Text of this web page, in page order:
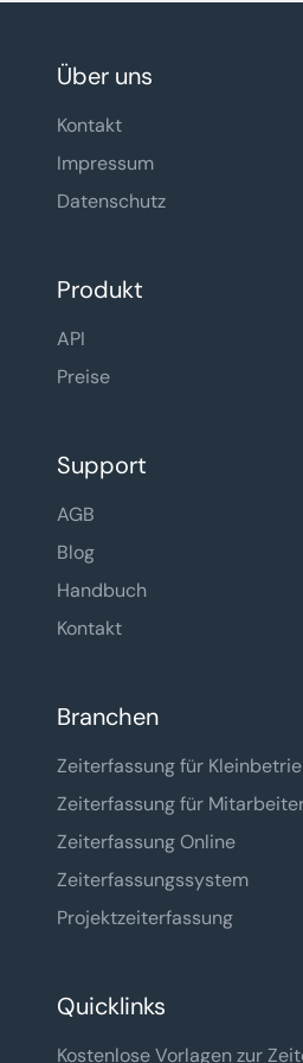
Über uns
Kontakt
Impressum
Datenschutz
Produkt
API
Preise
Support
AGB
Blog
Handbuch
Kontakt
Branchen
Zeiterfassung für
Zeiterfassung für
Zeiterfassung Online
Zeiterfassungssystem
Projektzeiterfassung
Quicklinks
Kostenlose Vorlagen zur